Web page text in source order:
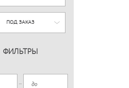
ПОД ЗАКАЗ
ФИЛЬТРЫ